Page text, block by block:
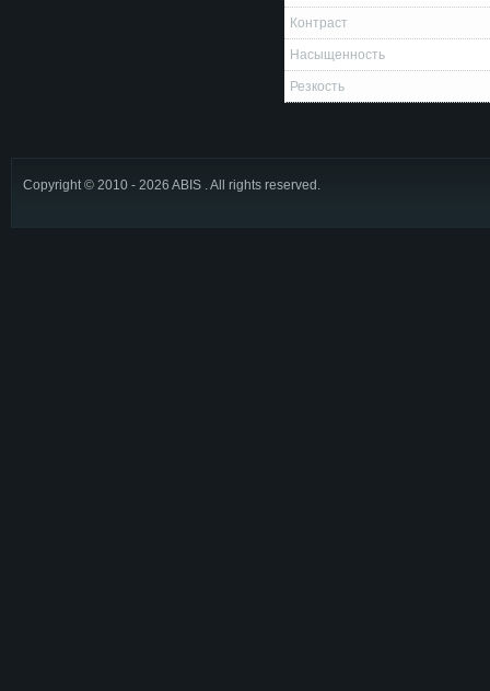
Контраст
Насыщенность
Резкость
Copyright © 2010 - 2026 ABIS . All rights reserved.